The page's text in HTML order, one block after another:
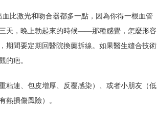
比激光和吻合器都多一點，因為你得一根血管
天，晚上勃起來的時候——那種感覺，怎麼形容
期間要定期回醫院換藥拆線。如果醫生縫合技術
的疤。
粘連、包皮增厚、反覆感染）、或者小朋友（低
熱損傷風險）。